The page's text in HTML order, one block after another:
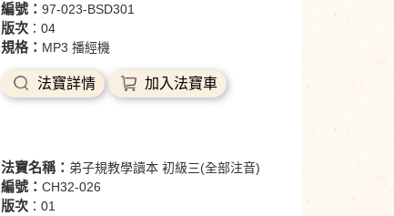
編號： 97-023-BSD301
版次 ：04
規格： MP3 播經機
法寶詳情 加入法寶車
法寶名稱： 弟子規教學讀本 初級三(全部注音)
編號： CH32-026
版次 ：01